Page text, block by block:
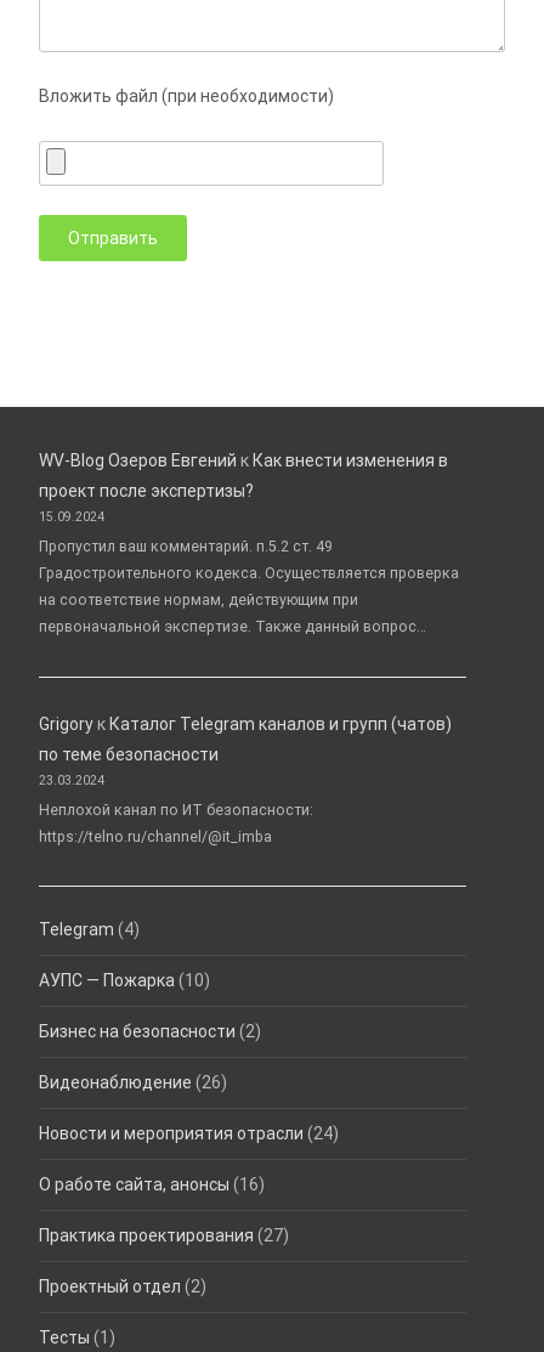
Вложить файл (при необходимости)
WV-Blog Озеров Евгений к Как внести изменения в
проект после экспертизы?
15.09.2024
Пропустил ваш комментарий. п.5.2 ст. 49
Градостроительного кодекса. Осуществляется проверка
на соответствие нормам, действующим при
первоначальной экспертизе. Также данный вопрос…
GrigoryкКаталог Telegram каналов и групп (чатов)
по теме безопасности
23.03.2024
Неплохой канал по ИТ безопасности:
https://telno.ru/channel/@it_imba
Telegram (4)
АУПС — Пожарка (10)
Бизнес на безопасности (2)
Видеонаблюдение (26)
Новости и мероприятия отрасли (24)
О работе сайта, анонсы (16)
Практика проектирования (27)
Проектный отдел (2)
Тесты (1)